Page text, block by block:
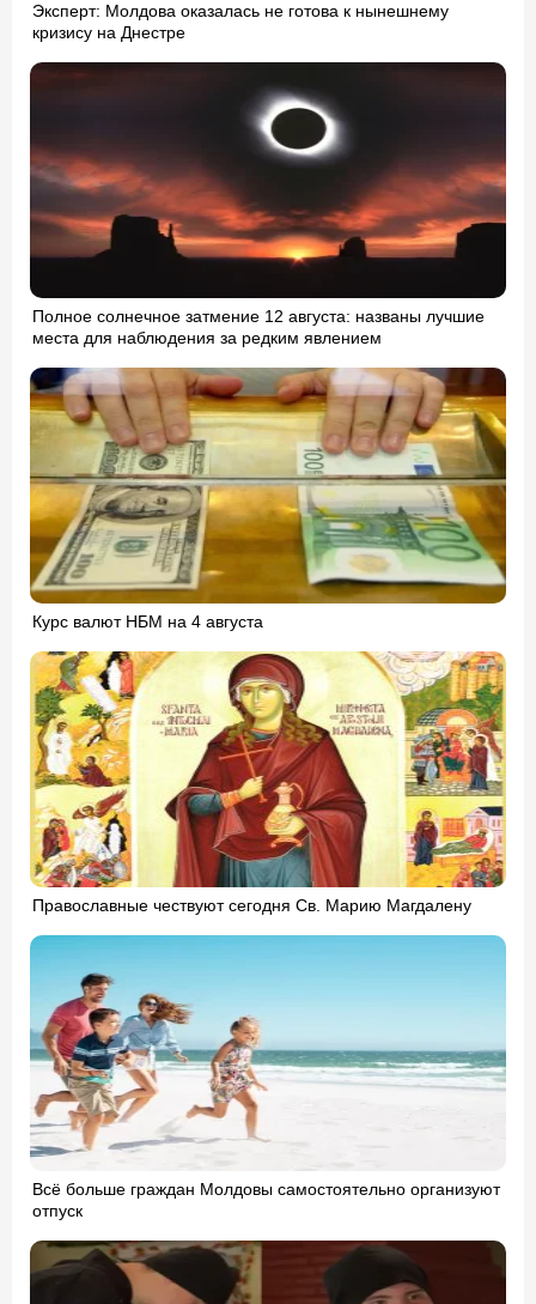
Эксперт: Молдова оказалась не готова к нынешнему
кризису на Днестре
Полное солнечное затмение 12 августа: названы лучшие
места для наблюдения за редким явлением
Курс валют НБМ на 4 августа
Православные чествуют сегодня Св. Марию Магдалену
Всё больше граждан Молдовы самостоятельно организуют
отпуск